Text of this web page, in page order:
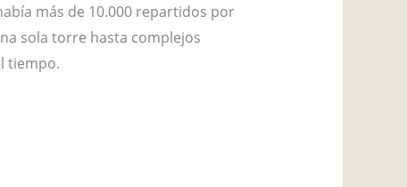
más de 10.000 repartidos por
sola torre hasta complejos
tiempo.